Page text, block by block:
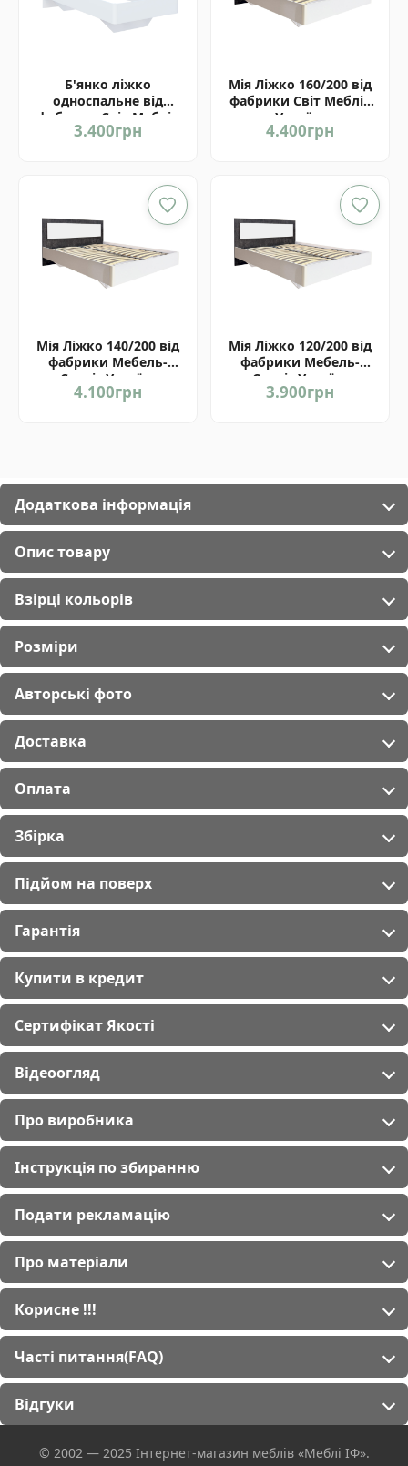
Б'янко ліжко
односпальне від
фабрики Світ Меблів
Україна
3.400грн
Мія Ліжко 160/200 від
фабрики Світ Меблів
Україна
4.400грн
Мія Ліжко 140/200 від
фабрики Мебель-
Сервіс Україна
4.100грн
Мія Ліжко 120/200 від
фабрики Мебель-
Сервіс Україна
3.900грн
Додаткова інформація
Опис товару
Взірці кольорів
Розміри
Авторські фото
Доставка
Оплата
Збірка
Підйом на поверх
Гарантія
Купити в кредит
Сертифікат Якості
Відеоогляд
Про виробника
Інструкція по збиранню
Подати рекламацію
Про матеріали
Корисне !!!
Часті питання(FAQ)
Відгуки
© 2002 — 2025 Інтернет-магазин меблів «Меблі ІФ».